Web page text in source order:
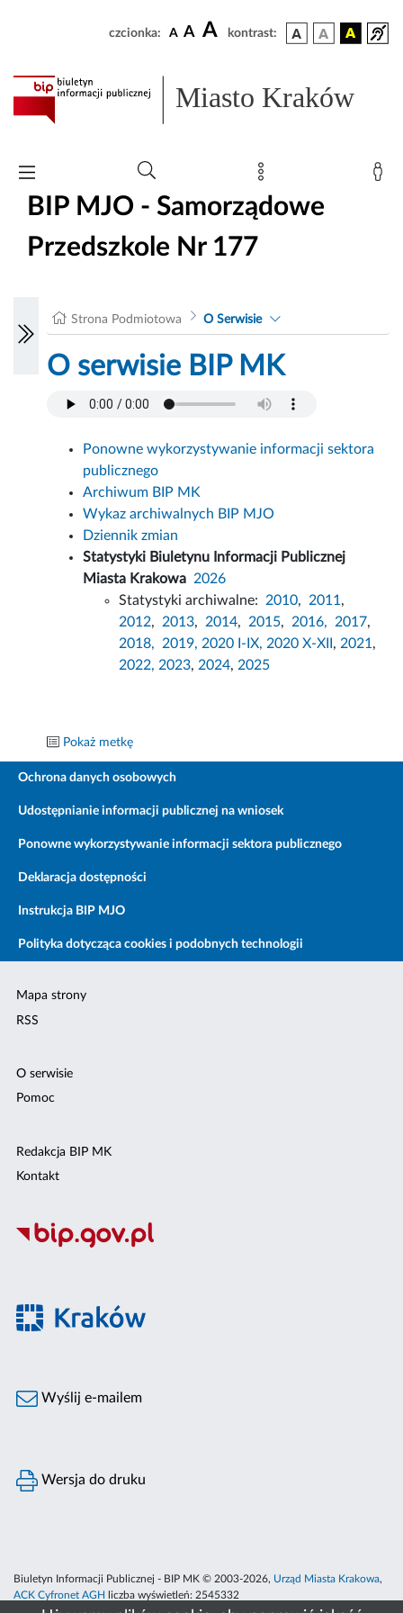
czcionka: A A A kontrast:
Miasto Kraków
BIP MJO - Samorządowe
Przedszkole Nr 177
Strona Podmiotowa O Serwisie
O serwisie BIP MK
Ponowne wykorzystywanie informacji sektora
publicznego
Archiwum BIP MK
Wykaz archiwalnych BIP MJO
Dziennik zmian
Statystyki Biuletynu Informacji Publicznej
Miasta Krakowa 2026
Statystyki archiwalne: 2010, 2011,
2012, 2013, 2014, 2015, 2016, 2017,
2018,
2019, 2020 I-IX, 2020 X-XII , 2021,
2022, 2023, 2024, 2025
Pokaż metkę
Ochrona danych osobowych
Udostępnianie informacji publicznej na wniosek
Ponowne wykorzystywanie informacji sektora publicznego
Deklaracja dostępności
Instrukcja BIP MJO
Polityka dotycząca cookies i podobnych technologii
Mapa strony
RSS
O serwisie
Pomoc
Redakcja BIP MK
Kontakt
Wyślij e-mailem
Wersja do druku
Biuletyn Informacji Publicznej - BIP MK © 2003-2026, Urząd Miasta Krakowa,
ACK Cyfronet AGH
liczba wyświetleń: 2545332